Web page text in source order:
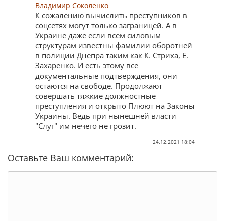
Владимир Соколенко
К сожалению вычислить преступников в
соцсетях могут только заграницей. А в
Украине даже если всем силовым
структурам известны фамилии оборотней
в полиции Днепра таким как К. Стриха, Е.
Захаренко. И есть этому все
документальные подтверждения, они
остаются на свободе. Продолжают
совершать тяжкие должностные
преступления и открыто Плюют на Законы
Украины. Ведь при нынешней власти
"Слуг" им нечего не грозит.
24.12.2021 18:04
Оставьте Ваш комментарий: